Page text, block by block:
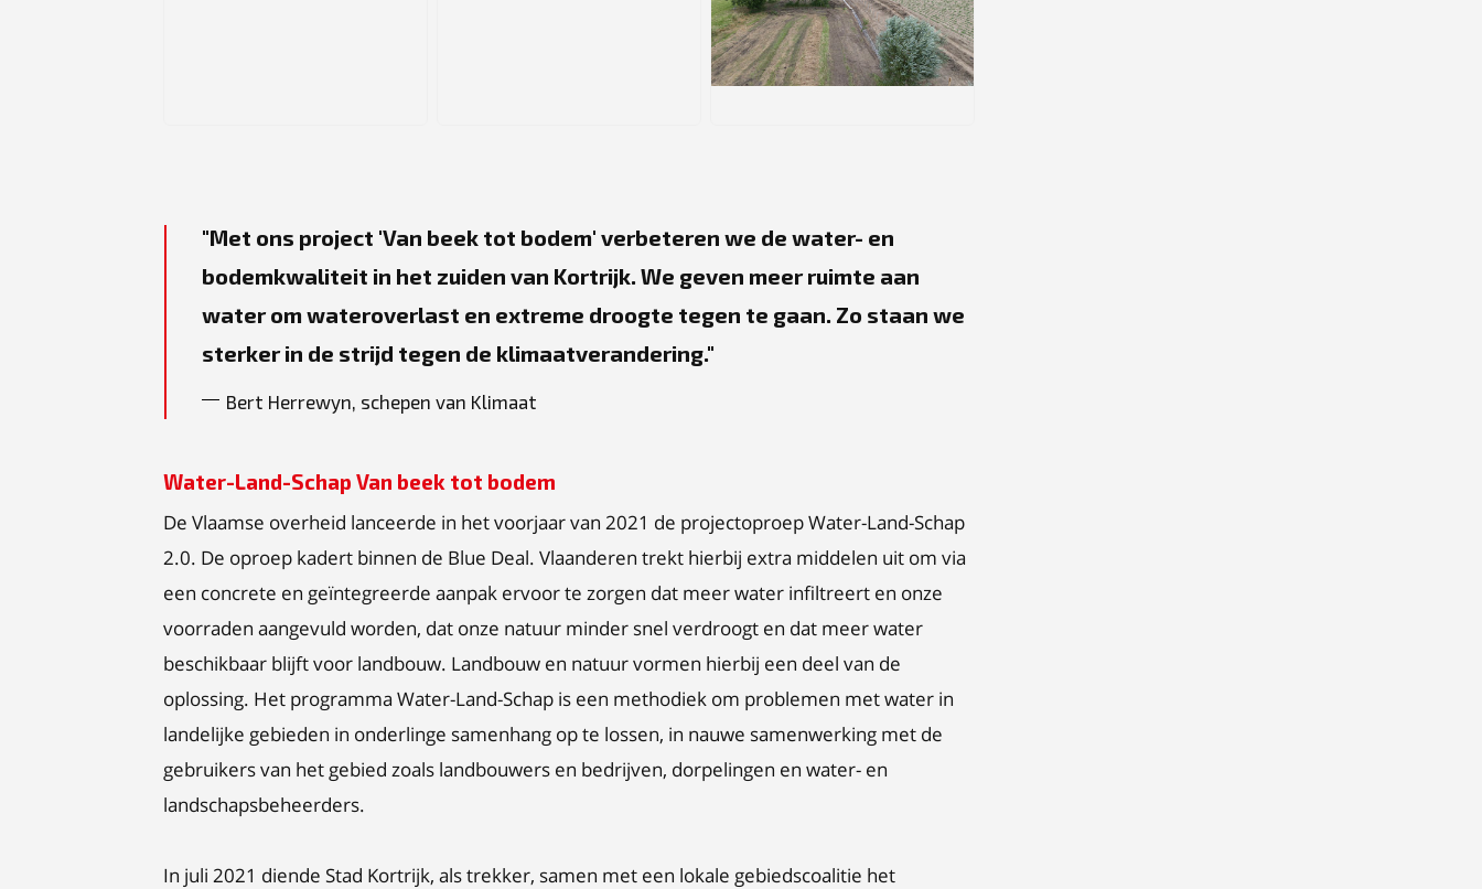
Met ons project 'Van beek tot bodem' verbeteren we de water- en
bodemkwaliteit in het zuiden van Kortrijk. We geven meer ruimte aan
water om wateroverlast en extreme droogte tegen te gaan. Zo staan we
sterker in de strijd tegen de klimaatverandering.
Bert Herrewyn, schepen van Klimaat
Water-Land-Schap Van beek tot bodem
De Vlaamse overheid lanceerde in het voorjaar van 2021 de projectoproep Water-Land-Schap
2.0. De oproep kadert binnen de Blue Deal. Vlaanderen trekt hierbij extra middelen uit om via
een concrete en geïntegreerde aanpak ervoor te zorgen dat meer water infiltreert en onze
voorraden aangevuld worden, dat onze natuur minder snel verdroogt en dat meer water
beschikbaar blijft voor landbouw. Landbouw en natuur vormen hierbij een deel van de
oplossing. Het programma Water-Land-Schap is een methodiek om problemen met water in
landelijke gebieden in onderlinge samenhang op te lossen, in nauwe samenwerking met de
gebruikers van het gebied zoals landbouwers en bedrijven, dorpelingen en water- en
landschapsbeheerders.
In juli 2021 diende Stad Kortrijk, als trekker, samen met een lokale gebiedscoalitie het